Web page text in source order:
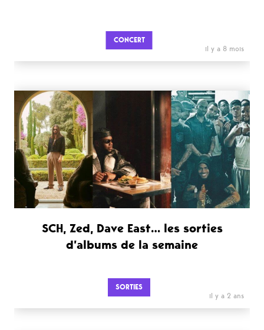
CONCERT
il y a 8 mois
SCH, Zed, Dave East… les sorties
d’albums de la semaine
SORTIES
il y a 2 ans